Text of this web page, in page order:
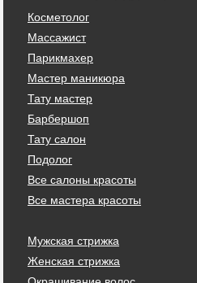
Косметолог
Массажист
Парикмахер
Мастер маникюра
Тату мастер
Барбершоп
Тату салон
Подолог
Все салоны красоты
Все мастера красоты
Мужская стрижка
Женская стрижка